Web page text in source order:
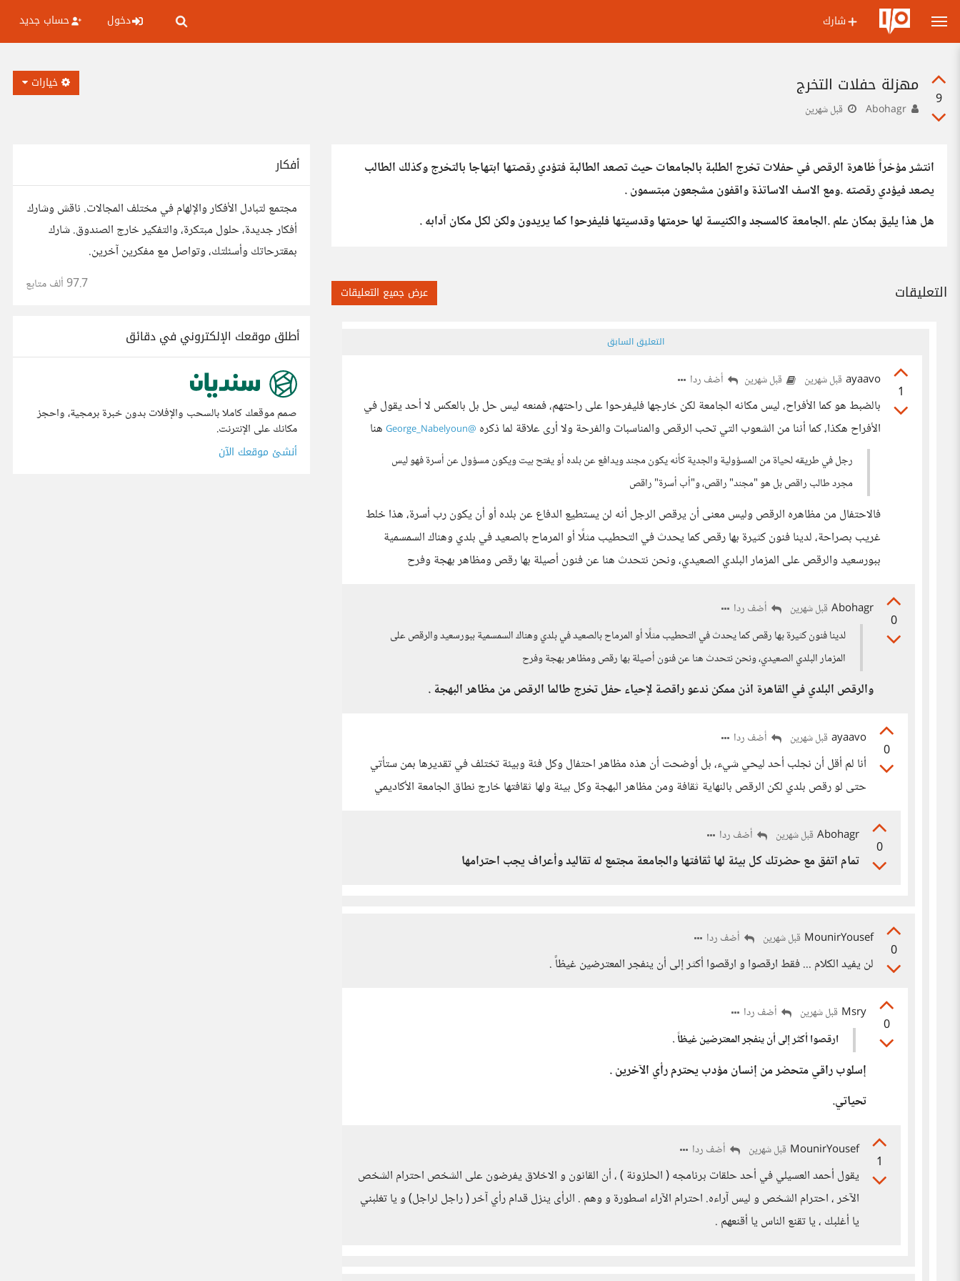
شارك دخول حساب جديد
9
مهزلة حفلات التخرج
قبل شهرين
خيارات
انتشر مؤخراً ظاهرة الرقص في حفلات تخرج الطلبة بالجامعات حيث تصعد الطالبة فتؤدي رقصتها ابتهاجا بالتخرج وكذلك الطالب
يصعد فيؤدي رقصته .ومع الاسف الاساتذة واقفون مشجعون مبتسمون .
هل هذا يليق بمكان علم .الجامعة كالمسجد والكنيسة لها حرمتها وقدسيتها فليفرحوا كما يريدون ولكن لكل مكان آدابه .
التعليقات عرض جميع التعليقات
التعليق السابق
1
ayaavo قبل شهرين قبل شهرين أضف ردا
بالضبط هو كما الأفراح، ليس مكانه الجامعة لكن خارجها فليفرحوا على راحتهم، فمنعه ليس حل بل بالعكس لا أحد يقول في
الأفراح هكذا، كما أننا من الشعوب التي تحب الرقص والمناسبات والفرحة ولا أرى علاقة لما ذكره @George_Nabelyoun هنا
رجل في طريقه لحياة من المسؤولية والجدية كأنه يكون مجند ويدافع عن بلده أو يفتح بيت ويكون مسؤول عن أسرة فهو ليس
مجرد طالب راقص بل هو "مجند" راقص، و"أب أسرة" راقص
فالاحتفال من مظاهره الرقص وليس معنى أن يرقص الرجل أنه لن يستطيع الدفاع عن بلده أو أن يكون رب أسرة، هذا خلط
غريب بصراحة، لدينا فنون كثيرة بها رقص كما يحدث في التحطيب مثلًا أو المرماح بالصعيد في بلدي وهناك السمسمية
ببورسعيد والرقص على المزمار البلدي الصعيدي، ونحن نتحدث هنا عن فنون أصيلة بها رقص ومظاهر بهجة وفرح
0
Abohagr قبل شهرين
أضف ردا
لدينا فنون كثيرة بها رقص كما يحدث في التحطيب مثلًا أو المرماح بالصعيد في بلدي وهناك السمسمية ببورسعيد والرقص على
المزمار البلدي الصعيدي، ونحن نتحدث هنا عن فنون أصيلة بها رقص ومظاهر بهجة وفرح
والرقص البلدي في القاهرة اذن ممكن ندعو راقصة لإحياء حفل تخرج طالما الرقص من مظاهر البهجة .
0
ayaavo قبل شهرين أضف ردا
أنا لم أقل أن نجلب أحد ليحي شيء، بل أوضحت أن هذه مظاهر احتفال وكل فئة وبيئة تختلف في تقديرها بمن ستأتي
حتى لو رقص بلدي لكن الرقص بالنهاية ثقافة ومن مظاهر البهجة وكل بيئة ولها ثقافتها خارج نطاق الجامعة الأكاديمي
0
Abohagr قبل شهرين أضف ردا
تمام اتفق مع حضرتك كل بيئة لها ثقافتها والجامعة مجتمع له تقاليد وأعراف يجب احترامها
0
MounirYousef قبل شهرين أضف ردا
لن يفيد الكلام ... فقط ارقصوا و ارقصوا أكثر إلى أن ينفجر المعترضين غيظاً .
0
Msry قبل شهرين
أضف ردا
ارقصوا أكثر إلى أن ينفجر المعترضين غيظاً .
إسلوب راقي متحضر من إنسان مؤدب يحترم رأي الآخرين .
تحياتي.
1
MounirYousef قبل شهرين أضف ردا
يقول أحمد العسيلي في أحد حلقات برنامجه ( الحلزونة ) ، أن القانون و الاخلاق يفرضون على الشخص احترام الشخص
الآخر ، احترام الشخص و ليس آراءه. احترام الآراء اسطورة و وهم . الرأى ينزل قدام رأي آخر ( راجل لراجل) و يا تغلبني
يا أغلبك ، يا تقنع الناس يا أقنعهم .
أفكار
مجتمع لتبادل الأفكار والإلهام في مختلف المجالات. ناقش وشارك
أفكار جديدة، حلول مبتكرة، والتفكير خارج الصندوق. شارك
بمقترحاتك وأسئلتك، وتواصل مع مفكرين آخرين.
97.7 ألف متابع
أطلق موقعك الإلكتروني في دقائق
صمم موقعك كاملا بالسحب والإفلات بدون خبرة برمجية، واحجز
مكانك على الإنترنت.
أنشئ موقعك الآن